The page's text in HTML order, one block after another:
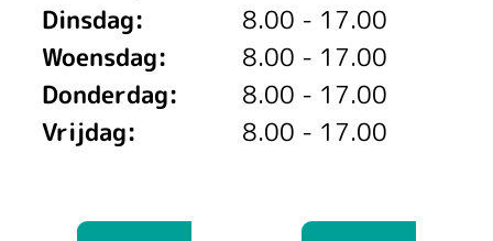
Dinsdag:
8.00 - 17.00
Woensdag:
8.00 - 17.00
Donderdag:
8.00 - 17.00
Vrijdag:
8.00 - 17.00